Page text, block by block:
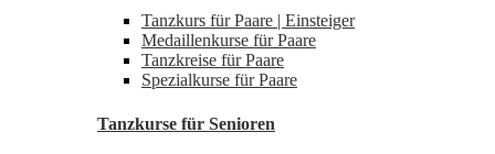
Tanzkurs für Paare | Einsteiger
Medaillenkurse für Paare
Tanzkreise für Paare
Spezialkurse für Paare
Tanzkurse für Senioren